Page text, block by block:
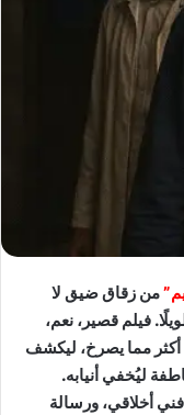
من زقاق ضيق لا
فيلم قصير، نعم،
مما يصرخ، ليكشف
ليُخفي أنيابه.
أخلاقي، ورسالة